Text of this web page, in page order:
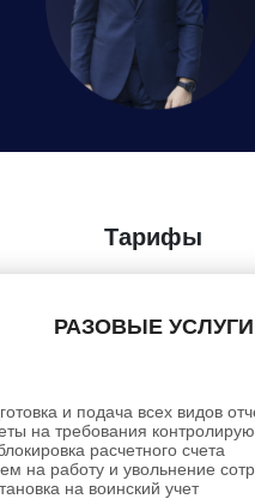
Тарифы
РАЗОВЫЕ УСЛУГИ
и подача всех видов
на требования
расчетного счета
на работу и увольнение
на воинский учет